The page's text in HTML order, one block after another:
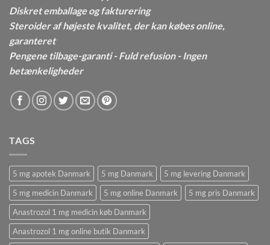
Diskret emballage og fakturering
Steroider af højeste kvalitet, der kan købes online,
garanteret
Pengene tilbage-garanti - Fuld refusion - Ingen
betænkeligheder
TAGS
5 mg apotek Danmark 5 mg Danmark
5 mg levering Danmark
5 mg medicin Danmark
5 mg online Danmark
5 mg pris Danmark
Anastrozol 1 mg medicin køb Danmark
Anastrozol 1 mg online butik Danmark